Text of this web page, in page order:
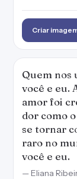
Criar
Quem nos
você e eu.
amor foi
dor como
se tornar
raro no
você e eu.
— Eliana